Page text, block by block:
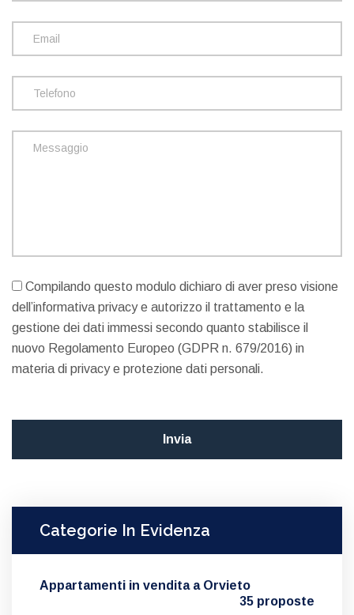
Compilando questo modulo dichiaro di aver preso visione
dell’informativa privacy e autorizzo il trattamento e la
gestione dei dati immessi secondo quanto stabilisce il
nuovo Regolamento Europeo (GDPR n. 679/2016) in
materia di privacy e protezione dati personali.
Categorie In Evidenza
Appartamenti in vendita a Orvieto
35 proposte